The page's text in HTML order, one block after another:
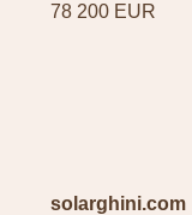
78 200 EUR
solarghini.com